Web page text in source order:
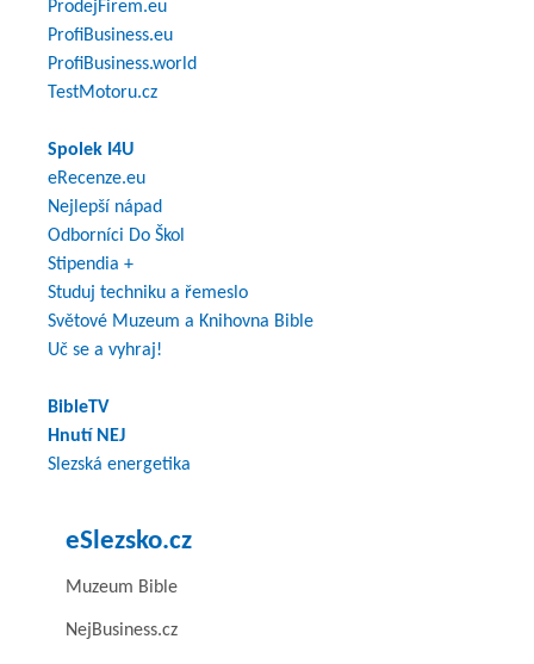
ProdejFirem.eu
ProfiBusiness.eu
ProfiBusiness.world
TestMotoru.cz
Spolek I4U
eRecenze.eu
Nejlepší nápad
Odborníci Do Škol
Stipendia +
Studuj techniku a řemeslo
Světové Muzeum a Knihovna Bible
Uč se a vyhraj!
BibleTV
Hnutí NEJ
Slezská energetika
eSlezsko.cz
Muzeum Bible
NejBusiness.cz